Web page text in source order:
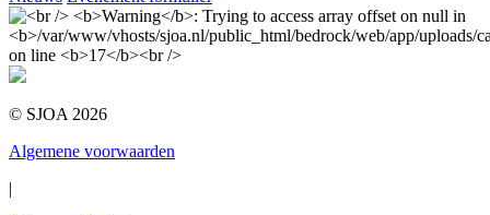
© SJOA 2026
Algemene voorwaarden
|